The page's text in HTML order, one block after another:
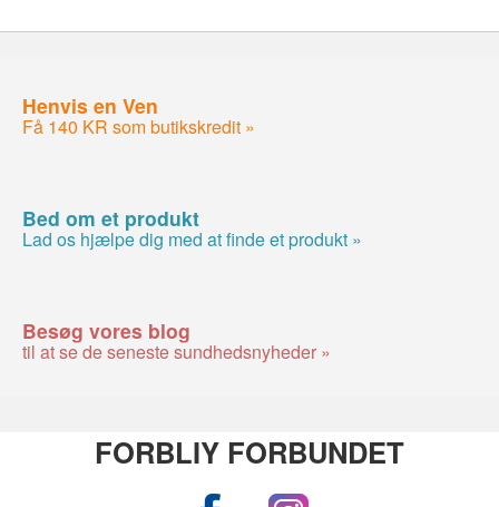
Henvis en Ven
Få 140 KR som butikskredit »
Bed om et produkt
Lad os hjælpe dig med at finde et produkt »
Besøg vores blog
til at se de seneste sundhedsnyheder »
FORBLIY FORBUNDET